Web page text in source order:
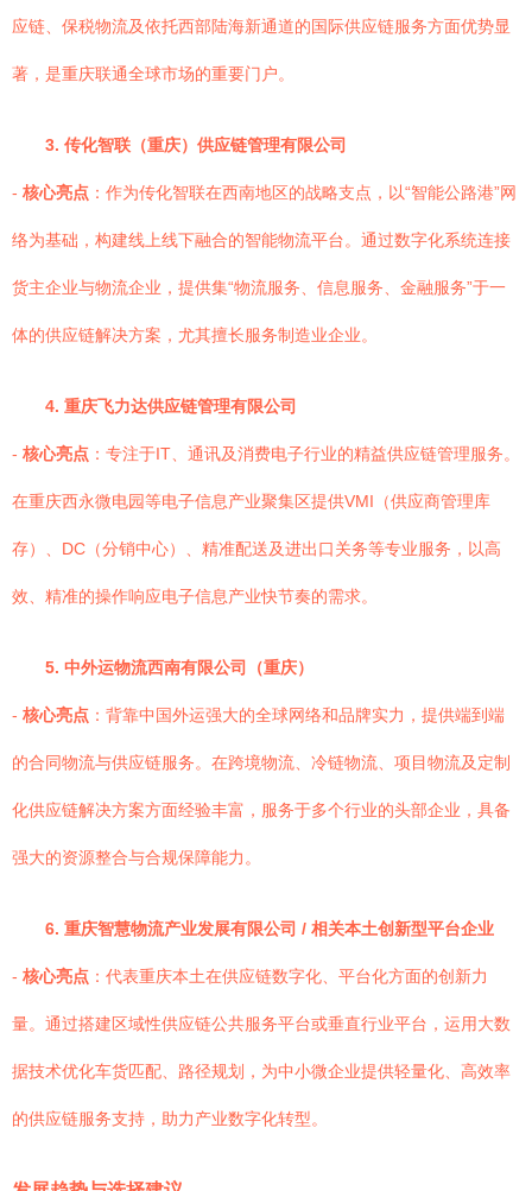
应链、保税物流及依托西部陆海新通道的国际供应链服务方面优势显
著，是重庆联通全球市场的重要门户。
3. 传化智联（重庆）供应链管理有限公司
- 核心亮点 ：作为传化智联在西南地区的战略支点，以“智能公路港”网
络为基础，构建线上线下融合的智能物流平台。通过数字化系统连接
货主企业与物流企业，提供集“物流服务、信息服务、金融服务”于一
体的供应链解决方案，尤其擅长服务制造业企业。
4. 重庆飞力达供应链管理有限公司
- 核心亮点 ：专注于IT、通讯及消费电子行业的精益供应链管理服务。
在重庆西永微电园等电子信息产业聚集区提供VMI（供应商管理库
存）、DC（分销中心）、精准配送及进出口关务等专业服务，以高
效、精准的操作响应电子信息产业快节奏的需求。
5. 中外运物流西南有限公司（重庆）
- 核心亮点 ：背靠中国外运强大的全球网络和品牌实力，提供端到端
的合同物流与供应链服务。在跨境物流、冷链物流、项目物流及定制
化供应链解决方案方面经验丰富，服务于多个行业的头部企业，具备
强大的资源整合与合规保障能力。
6. 重庆智慧物流产业发展有限公司 / 相关本土创新型平台企业
- 核心亮点 ：代表重庆本土在供应链数字化、平台化方面的创新力
量。通过搭建区域性供应链公共服务平台或垂直行业平台，运用大数
据技术优化车货匹配、路径规划，为中小微企业提供轻量化、高效率
的供应链服务支持，助力产业数字化转型。